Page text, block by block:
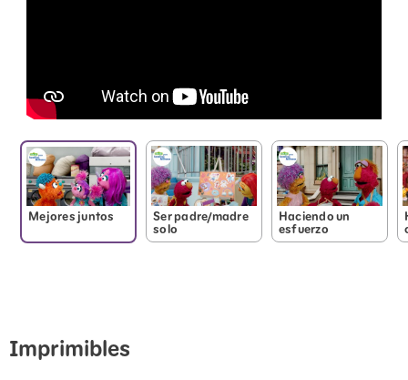
Mejores juntos
Ser padre/madre
solo
Haciendo un
esfuerzo
Imprimibles